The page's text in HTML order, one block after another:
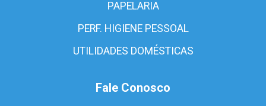
PAPELARIA
PERF. HIGIENE PESSOAL
UTILIDADES DOMÉSTICAS
Fale Conosco